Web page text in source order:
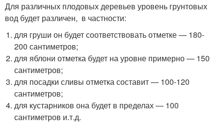
Для различных плодовых деревьев уровень грунтовых
вод будет различен, в частности:
для груши он будет соответствовать отметке — 180-
200 сантиметров;
для яблони отметка будет на уровне примерно — 150
сантиметров;
для посадки сливы отметка составит — 100-120
сантиметров;
для кустарников она будет в пределах — 100
сантиметров и.т.д.